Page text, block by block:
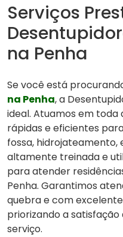
Serviços
na Penha
Se você está
na Penha, a
ideal. Atuamos em toda
rápidas e eficientes
fossa, hidrojateamento,
altamente treinada e
para atender
Penha. Garantimos
quebra e com
priorizando a
serviço.